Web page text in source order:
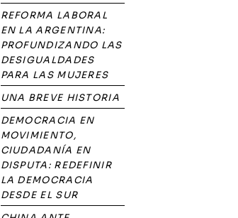
REFORMA LABORAL
EN LA ARGENTINA:
PROFUNDIZANDO LAS
DESIGUALDADES
PARA LAS MUJERES
UNA BREVE HISTORIA
DEMOCRACIA EN
MOVIMIENTO,
CIUDADANÍA EN
DISPUTA: REDEFINIR
LA DEMOCRACIA
DESDE EL SUR